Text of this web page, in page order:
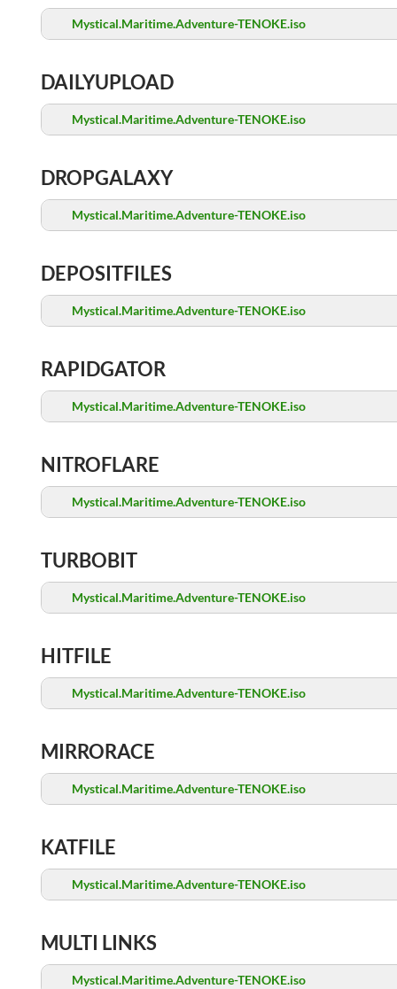
Mystical.Maritime.Adventure-TENOKE.iso
DAILYUPLOAD
Mystical.Maritime.Adventure-TENOKE.iso
DROPGALAXY
Mystical.Maritime.Adventure-TENOKE.iso
DEPOSITFILES
Mystical.Maritime.Adventure-TENOKE.iso
RAPIDGATOR
Mystical.Maritime.Adventure-TENOKE.iso
NITROFLARE
Mystical.Maritime.Adventure-TENOKE.iso
TURBOBIT
Mystical.Maritime.Adventure-TENOKE.iso
HITFILE
Mystical.Maritime.Adventure-TENOKE.iso
MIRRORACE
Mystical.Maritime.Adventure-TENOKE.iso
KATFILE
Mystical.Maritime.Adventure-TENOKE.iso
MULTI LINKS
Mystical.Maritime.Adventure-TENOKE.iso